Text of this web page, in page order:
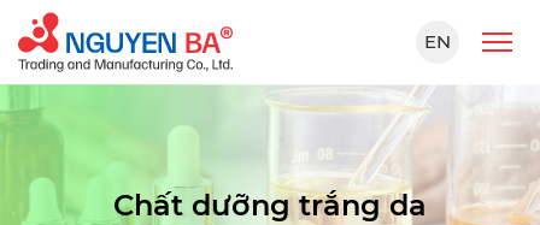
EN
Chất dưỡng trắng da